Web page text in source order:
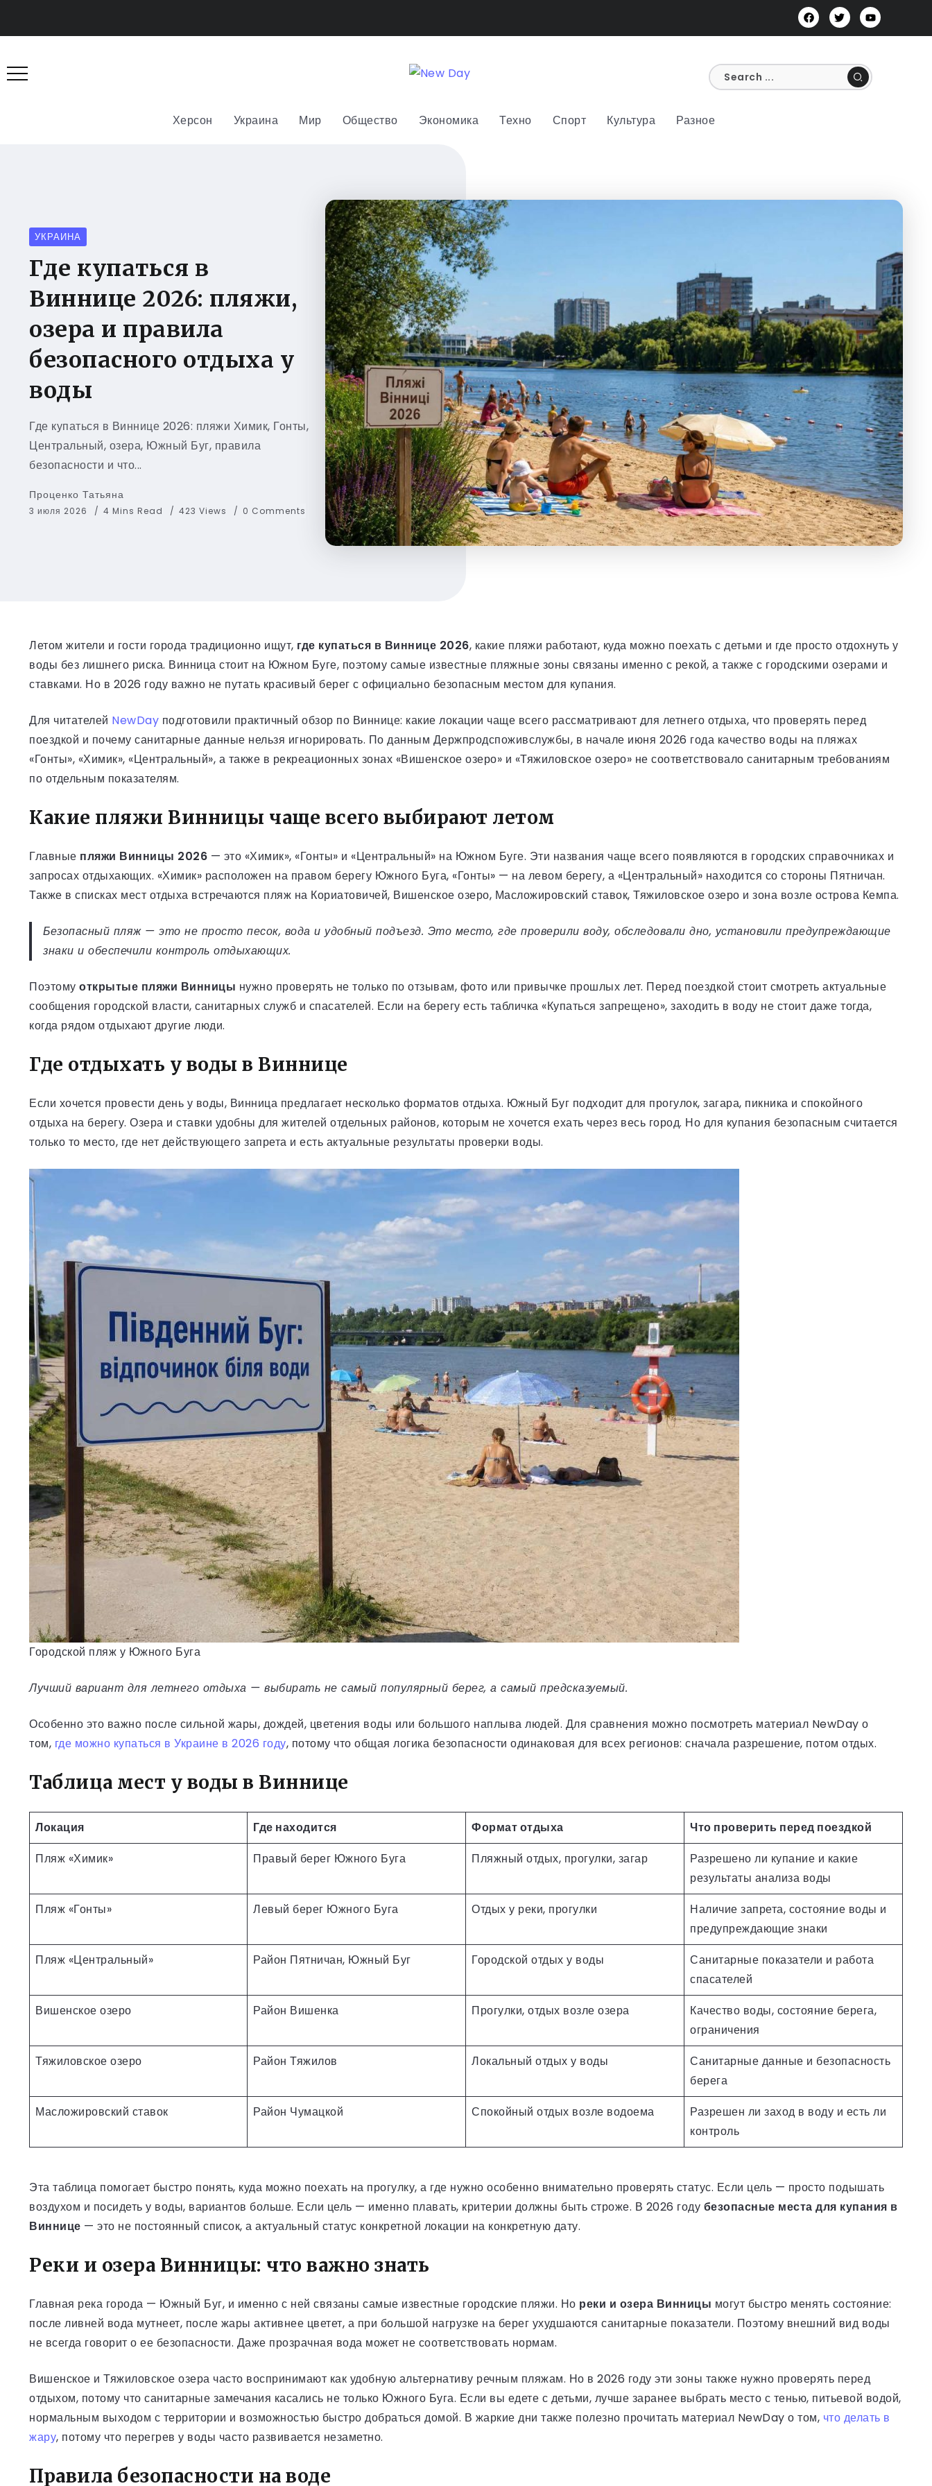
Херсон Украина Мир Общество Экономика Техно Спорт Культура Разное
УКРАИНА
Где купаться в
Виннице 2026: пляжи,
озера и правила
безопасного отдыха у
воды
Где купаться в Виннице 2026: пляжи Химик, Гонты,
Центральный, озера, Южный Буг, правила
безопасности и что...
Проценко Татьяна
3 июля 2026 4 Mins Read 423 Views 0 Comments
Летом жители и гости города традиционно ищут, где купаться в Виннице 2026, какие пляжи работают, куда можно поехать с детьми и где просто отдохнуть у
воды без лишнего риска. Винница стоит на Южном Буге, поэтому самые известные пляжные зоны связаны именно с рекой, а также с городскими озерами и
ставками. Но в 2026 году важно не путать красивый берег с официально безопасным местом для купания.
Для читателей NewDay подготовили практичный обзор по Виннице: какие локации чаще всего рассматривают для летнего отдыха, что проверять перед
поездкой и почему санитарные данные нельзя игнорировать. По данным Держпродспоживслужбы, в начале июня 2026 года качество воды на пляжах
«Гонты», «Химик», «Центральный», а также в рекреационных зонах «Вишенское озеро» и «Тяжиловское озеро» не соответствовало санитарным требованиям
по отдельным показателям.
Какие пляжи Винницы чаще всего выбирают летом
Главные пляжи Винницы 2026 — это «Химик», «Гонты» и «Центральный» на Южном Буге. Эти названия чаще всего появляются в городских справочниках и
запросах отдыхающих. «Химик» расположен на правом берегу Южного Буга, «Гонты» — на левом берегу, а «Центральный» находится со стороны Пятничан.
Также в списках мест отдыха встречаются пляж на Кориатовичей, Вишенское озеро, Масложировский ставок, Тяжиловское озеро и зона возле острова Кемпа.
Безопасный пляж — это не просто песок, вода и удобный подъезд. Это место, где проверили воду, обследовали дно, установили предупреждающие
знаки и обеспечили контроль отдыхающих.
Поэтому открытые пляжи Винницы нужно проверять не только по отзывам, фото или привычке прошлых лет. Перед поездкой стоит смотреть актуальные
сообщения городской власти, санитарных служб и спасателей. Если на берегу есть табличка «Купаться запрещено», заходить в воду не стоит даже тогда,
когда рядом отдыхают другие люди.
Где отдыхать у воды в Виннице
Если хочется провести день у воды, Винница предлагает несколько форматов отдыха. Южный Буг подходит для прогулок, загара, пикника и спокойного
отдыха на берегу. Озера и ставки удобны для жителей отдельных районов, которым не хочется ехать через весь город. Но для купания безопасным считается
только то место, где нет действующего запрета и есть актуальные результаты проверки воды.
Городской пляж у Южного Буга
Лучший вариант для летнего отдыха — выбирать не самый популярный берег, а самый предсказуемый.
Особенно это важно после сильной жары, дождей, цветения воды или большого наплыва людей. Для сравнения можно посмотреть материал NewDay о
том, где можно купаться в Украине в 2026 году, потому что общая логика безопасности одинаковая для всех регионов: сначала разрешение, потом отдых.
Таблица мест у воды в Виннице
Локация Где находится Формат отдыха
Что проверить перед поездкой
Пляж «Химик»
Правый берег Южного Буга Пляжный отдых, прогулки, загар
Разрешено ли купание и какие
результаты анализа воды
Пляж «Гонты»
Левый берег Южного Буга Отдых у реки, прогулки
Наличие запрета, состояние воды и
предупреждающие знаки
Пляж «Центральный»
Район Пятничан, Южный Буг Городской отдых у воды
Санитарные показатели и работа
спасателей
Вишенское озеро
Район Вишенка Прогулки, отдых возле озера
Качество воды, состояние берега,
ограничения
Тяжиловское озеро
Район Тяжилов Локальный отдых у воды
Санитарные данные и безопасность
берега
Масложировский ставок
Район Чумацкой Спокойный отдых возле водоема
Разрешен ли заход в воду и есть ли
контроль
Эта таблица помогает быстро понять, куда можно поехать на прогулку, а где нужно особенно внимательно проверять статус. Если цель — просто подышать
воздухом и посидеть у воды, вариантов больше. Если цель — именно плавать, критерии должны быть строже. В 2026 году безопасные места для купания в
Виннице — это не постоянный список, а актуальный статус конкретной локации на конкретную дату.
Реки и озера Винницы: что важно знать
Главная река города — Южный Буг, и именно с ней связаны самые известные городские пляжи. Но реки и озера Винницы могут быстро менять состояние:
после ливней вода мутнеет, после жары активнее цветет, а при большой нагрузке на берег ухудшаются санитарные показатели. Поэтому внешний вид воды
не всегда говорит о ее безопасности. Даже прозрачная вода может не соответствовать нормам.
Вишенское и Тяжиловское озера часто воспринимают как удобную альтернативу речным пляжам. Но в 2026 году эти зоны также нужно проверять перед
отдыхом, потому что санитарные замечания касались не только Южного Буга. Если вы едете с детьми, лучше заранее выбрать место с тенью, питьевой водой,
нормальным выходом с территории и возможностью быстро добраться домой. В жаркие дни также полезно прочитать материал NewDay о том, что делать в
жару, потому что перегрев у воды часто развивается незаметно.
Правила безопасности на воде